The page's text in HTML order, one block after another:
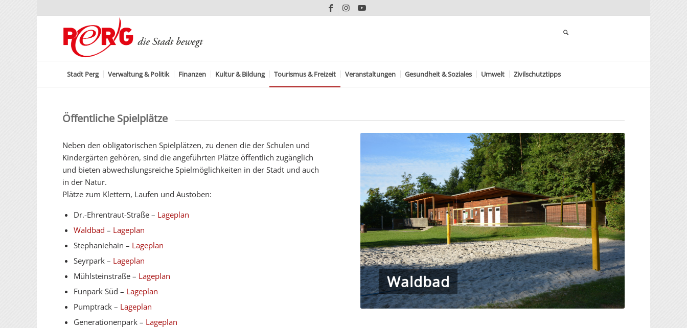
Stadt Perg Verwaltung & Politik Finanzen Kultur & Bildung Tourismus & Freizeit Veranstaltungen Gesundheit & Soziales Umwelt Zivilschutztipps
Öffentliche Spielplätze
Neben den obligatorischen Spielplätzen, zu denen die der Schulen und
Kindergärten gehören, sind die angeführten Plätze öffentlich zugänglich
und bieten abwechslungsreiche Spielmöglichkeiten in der Stadt und auch
in der Natur.
Plätze zum Klettern, Laufen und Austoben:
Dr.-Ehrentraut-Straße – Lageplan
Waldbad – Lageplan
Stephaniehain – Lageplan
Seyrpark – Lageplan
Mühlsteinstraße – Lageplan
Funpark Süd – Lageplan
Pumptrack – Lageplan
Generationenpark – Lageplan
Waldbad